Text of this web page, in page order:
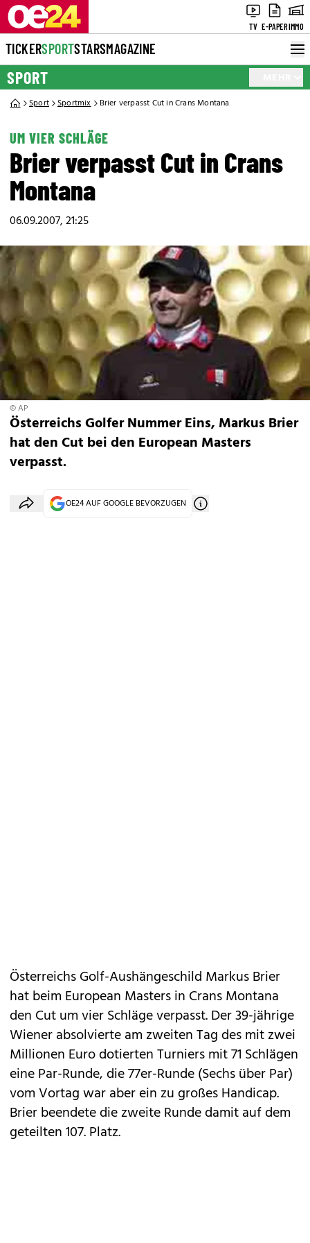
TV E-PAPERIMMO
TICKERSPORTSTARSMAGAZINE
SPORT
Sport Sportmix Brier verpasst Cut in Crans Montana
UM VIER SCHLÄGE
Brier verpasst Cut in Crans
Montana
06.09.2007, 21:25
© AP
Österreichs Golfer Nummer Eins, Markus Brier
hat den Cut bei den European Masters
verpasst.
OE24 AUF GOOGLE BEVORZUGEN
Österreichs Golf-Aushängeschild Markus Brier
hat beim European Masters in Crans Montana
den Cut um vier Schläge verpasst. Der 39-jährige
Wiener absolvierte am zweiten Tag des mit zwei
Millionen Euro dotierten Turniers mit 71 Schlägen
eine Par-Runde, die 77er-Runde (Sechs über Par)
vom Vortag war aber ein zu großes Handicap.
Brier beendete die zweite Runde damit auf dem
geteilten 107. Platz.